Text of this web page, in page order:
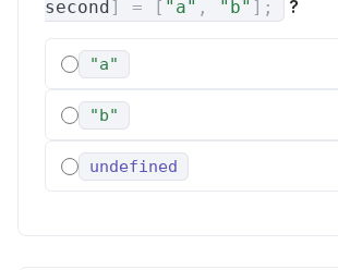
second] = [ "a" , "b" ] ; ?
"a"
"b"
undefined